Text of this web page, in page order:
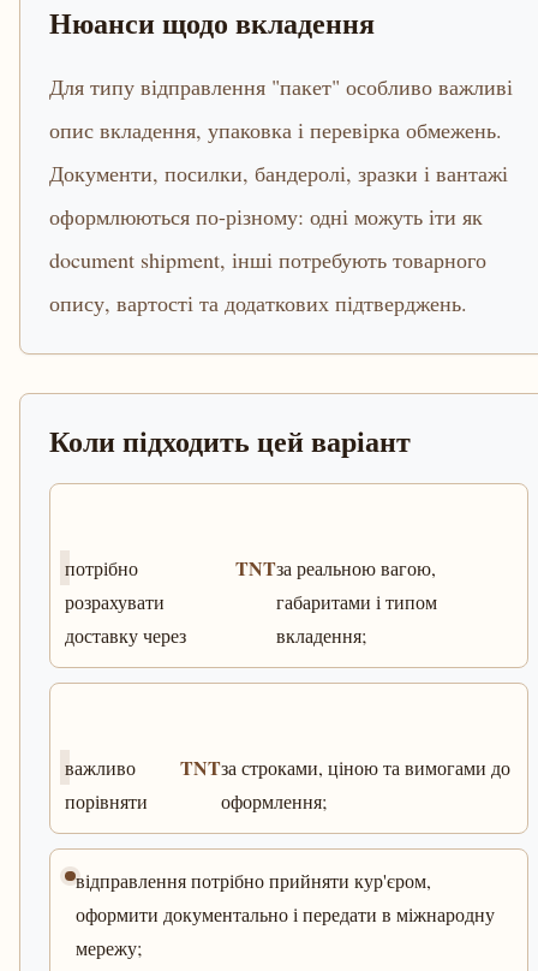
Нюанси щодо вкладення
Для типу відправлення "пакет" особливо важливі
опис вкладення, упаковка і перевірка обмежень.
Документи, посилки, бандеролі, зразки і вантажі
оформлюються по-різному: одні можуть іти як
document shipment, інші потребують товарного
опису, вартості та додаткових підтверджень.
Коли підходить цей варіант
потрібно
розрахувати
доставку через
TNTза реальною вагою,
габаритами і типом
вкладення;
важливо
порівняти
TNTза строками, ціною та вимогами до
оформлення;
відправлення потрібно прийняти кур'єром,
оформити документально і передати в міжнародну
мережу;